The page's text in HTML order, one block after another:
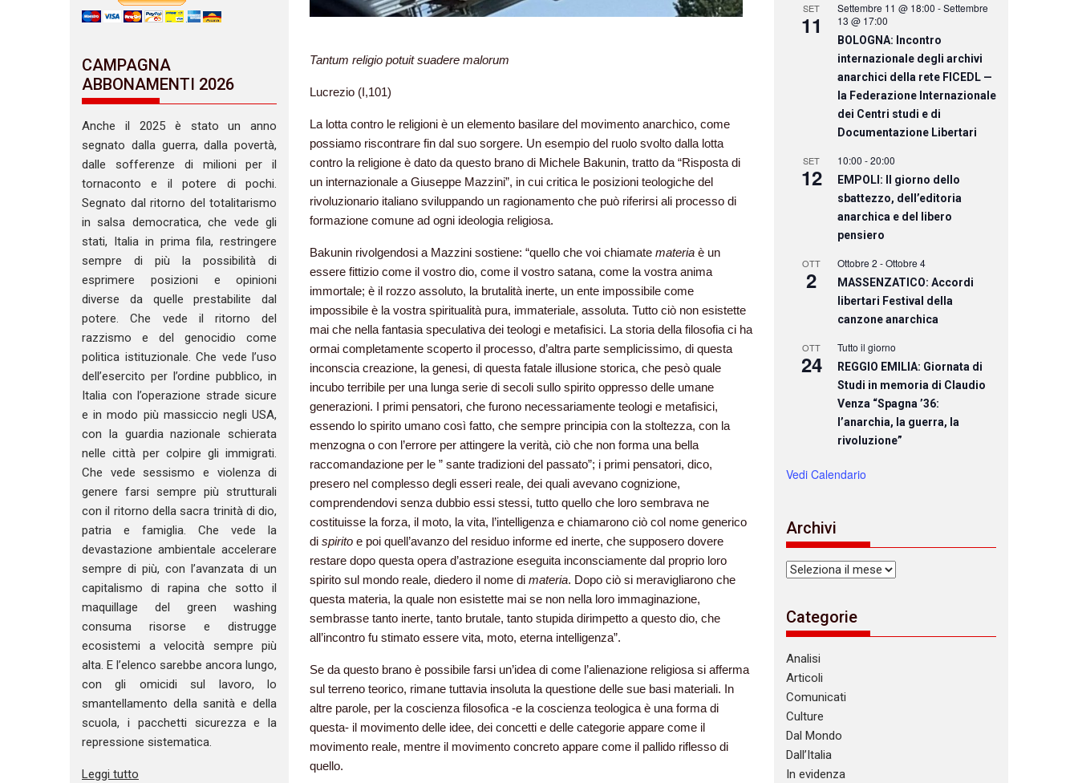
Tantum religio potuit suadere malorum
Lucrezio (I,101)
La lotta contro le religioni è un elemento basilare del movimento anarchico, come
possiamo riscontrare fin dal suo sorgere. Un esempio del ruolo svolto dalla lotta
contro la religione è dato da questo brano di Michele Bakunin, tratto da “Risposta di
un internazionale a Giuseppe Mazzini”, in cui critica le posizioni teologiche del
rivoluzionario italiano sviluppando un ragionamento che può riferirsi ali processo di
formazione comune ad ogni ideologia religiosa.
Bakunin rivolgendosi a Mazzini sostiene: “quello che voi chiamate materiaè un
essere fittizio come il vostro dio, come il vostro satana, come la vostra anima
immortale; è il rozzo assoluto, la brutalità inerte, un ente impossibile come
impossibile è la vostra spiritualità pura, immateriale, assoluta. Tutto ciò non esistette
mai che nella fantasia speculativa dei teologi e metafisici. La storia della filosofia ci ha
ormai completamente scoperto il processo, d’altra parte semplicissimo, di questa
inconscia creazione, la genesi, di questa fatale illusione storica, che pesò quale
incubo terribile per una lunga serie di secoli sullo spirito oppresso delle umane
generazioni. I primi pensatori, che furono necessariamente teologi e metafisici,
essendo lo spirito umano così fatto, che sempre principia con la stoltezza, con la
menzogna o con l’errore per attingere la verità, ciò che non forma una bella
raccomandazione per le ” sante tradizioni del passato”; i primi pensatori, dico,
presero nel complesso degli esseri reale, dei quali avevano cognizione,
comprendendovi senza dubbio essi stessi, tutto quello che loro sembrava ne
costituisse la forza, il moto, la vita, l’intelligenza e chiamarono ciò col nome generico
dispirito e poi quell’avanzo del residuo informe ed inerte, che supposero dovere
restare dopo questa opera d’astrazione eseguita inconsciamente dal proprio loro
spirito sul mondo reale, diedero il nome di materia. Dopo ciò si meravigliarono che
questa materia, la quale non esistette mai se non nella loro immaginazione,
sembrasse tanto inerte, tanto brutale, tanto stupida dirimpetto a questo dio, che
all’incontro fu stimato essere vita, moto, eterna intelligenza”.
Se da questo brano è possibile farsi un’idea di come l’alienazione religiosa si afferma
sul terreno teorico, rimane tuttavia insoluta la questione delle sue basi materiali. In
altre parole, per la coscienza filosofica -e la coscienza teologica è una forma di
questa- il movimento delle idee, dei concetti e delle categorie appare come il
movimento reale, mentre il movimento concreto appare come il pallido riflesso di
quello.
CAMPAGNA
ABBONAMENTI 2026
Anche il 2025 è stato un anno
segnato dalla guerra, dalla povertà,
dalle sofferenze di milioni per il
tornaconto e il potere di pochi.
Segnato dal ritorno del totalitarismo
in salsa democratica, che vede gli
stati, Italia in prima fila, restringere
sempre di più la possibilità di
esprimere posizioni e opinioni
diverse da quelle prestabilite dal
potere. Che vede il ritorno del
razzismo e del genocidio come
politica istituzionale. Che vede l’uso
dell’esercito per l’ordine pubblico, in
Italia con l’operazione strade sicure
e in modo più massiccio negli USA,
con la guardia nazionale schierata
nelle città per colpire gli immigrati.
Che vede sessismo e violenza di
genere farsi sempre più strutturali
con il ritorno della sacra trinità di dio,
patria e famiglia. Che vede la
devastazione ambientale accelerare
sempre di più, con l’avanzata di un
capitalismo di rapina che sotto il
maquillage del green washing
consuma risorse e distrugge
ecosistemi a velocità sempre più
alta. E l’elenco sarebbe ancora lungo,
con gli omicidi sul lavoro, lo
smantellamento della sanità e della
scuola, i pacchetti sicurezza e la
repressione sistematica.
Leggi tutto
SET
11
Settembre 11 @ 18:00 -Settembre
13 @ 17:00
BOLOGNA: Incontro
internazionale degli archivi
anarchici della rete FICEDL —
la Federazione Internazionale
dei Centri studi e di
Documentazione Libertari
SET
12
10:00 -20:00
EMPOLI: Il giorno dello
sbattezzo, dell’editoria
anarchica e del libero
pensiero
OTT
2
Ottobre 2 -Ottobre 4
MASSENZATICO: Accordi
libertari Festival della
canzone anarchica
OTT
24
Tutto il giorno
REGGIO EMILIA: Giornata di
Studi in memoria di Claudio
Venza “Spagna ’36:
l’anarchia, la guerra, la
rivoluzione”
Vedi Calendario
Archivi
Archivi
Categorie
Analisi
Articoli
Comunicati
Culture
Dal Mondo
Dall’Italia
In evidenza